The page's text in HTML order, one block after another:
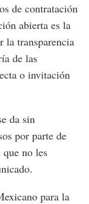
de contratación
abierta es la
la transparencia
de las
o invitación
da sin
por parte de
no les
para la